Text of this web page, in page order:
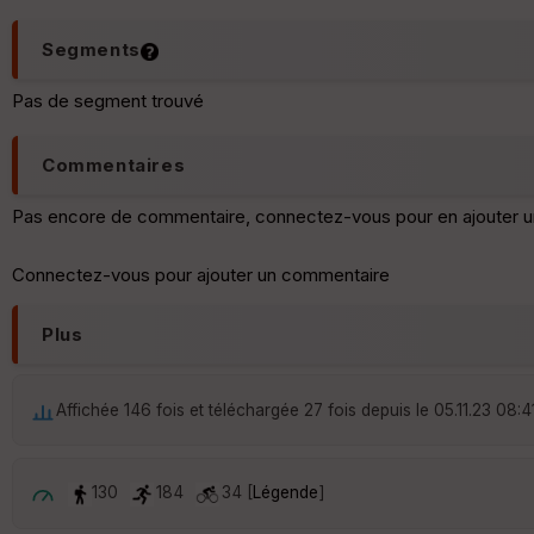
Segments
Pas de segment trouvé
Commentaires
Pas encore de commentaire, connectez-vous pour en ajouter
Connectez-vous pour ajouter un commentaire
Plus
Affichée 146 fois et téléchargée 27 fois depuis le 05.11.23
130 184 34 [ Légende]